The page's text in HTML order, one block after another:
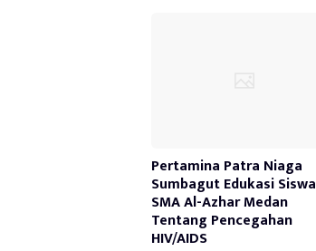
Pertamina Patra Niaga
Sumbagut Edukasi Siswa
SMA Al-Azhar Medan
Tentang Pencegahan
HIV/AIDS